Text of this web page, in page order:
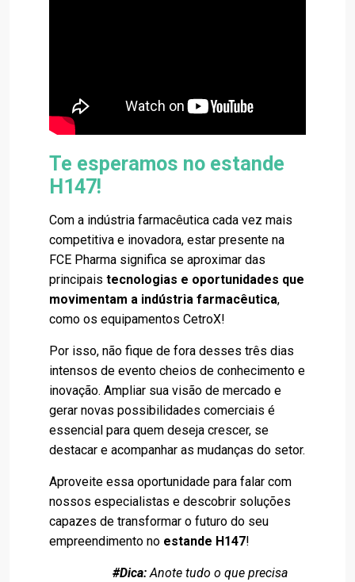
Te esperamos no estande
H147!
Com a indústria farmacêutica cada vez mais
competitiva e inovadora, estar presente na
FCE Pharma significa se aproximar das
principais tecnologias e oportunidades que
movimentam a indústria farmacêutica,
como os equipamentos CetroX!
Por isso, não fique de fora desses três dias
intensos de evento cheios de conhecimento e
inovação. Ampliar sua visão de mercado e
gerar novas possibilidades comerciais é
essencial para quem deseja crescer, se
destacar e acompanhar as mudanças do setor.
Aproveite essa oportunidade para falar com
nossos especialistas e descobrir soluções
capazes de transformar o futuro do seu
empreendimento no estande H147!
#Dica:Anote tudo o que precisa